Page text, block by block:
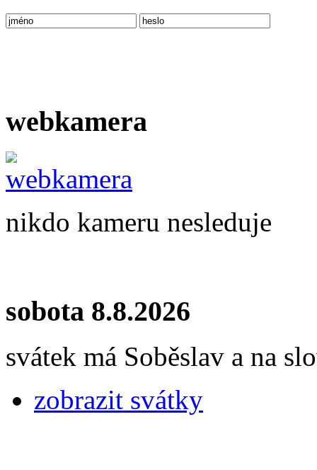
webkamera
nikdo kameru nesleduje
sobota 8.8.2026
svátek má Soběslav a na
zobrazit svátky